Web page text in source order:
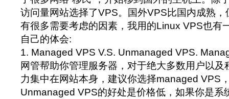
访问量网站选择了VPS。国外VPS比国内成熟
有很多需要考虑的因素，我用的Linux VPS也有
自己的体会:
1. Managed VPS V.S. Unmanaged VPS.
网管帮助你管理服务器，对于绝大多数用户以及
力集中在网站本身，建议你选择managed VPS
Unmanaged VPS的好处是价格低，如果你是系